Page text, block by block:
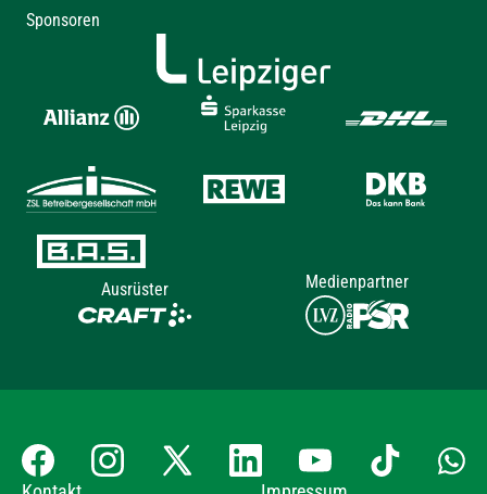
Sponsoren
Ausrüster Medienpartner